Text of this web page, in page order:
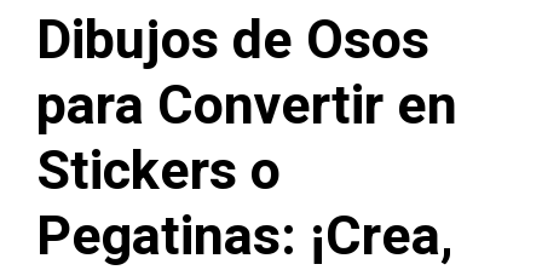
Dibujos de Osos
para Convertir en
Stickers o
Pegatinas: ¡Crea,